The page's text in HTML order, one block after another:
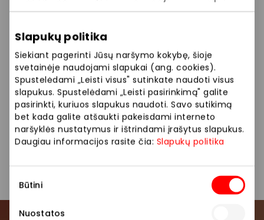
Slapukų politika
Siekiant pagerinti Jūsų naršymo kokybę, šioje
svetainėje naudojami slapukai (ang. cookies).
Spustelėdami „Leisti visus" sutinkate naudoti visus
slapukus. Spustelėdami „Leisti pasirinkimą" galite
pasirinkti, kuriuos slapukus naudoti. Savo sutikimą
bet kada galite atšaukti pakeisdami interneto
naršyklės nustatymus ir ištrindami įrašytus slapukus.
Daugiau informacijos rasite čia: Slapukų politika
pasirinkimas
Būtini
Nuostatos
aiškias kainas bei nuoširdžiai ir atsidavusiai
aptarnaudamas savo reiklius klientus.
Siūlome platų paslaugų pasirinkimą: regėjimo
patikra, konsultacijos, receptai akiniams, lęšių
parinkimas.
Grožio ir sveikatos paslaugos Parduotuvės